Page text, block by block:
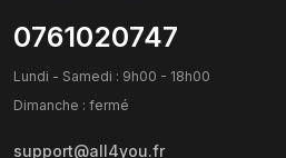
0761020747
Lundi - Samedi : 9h00 - 18h00
Dimanche : fermé
support@all4you.fr